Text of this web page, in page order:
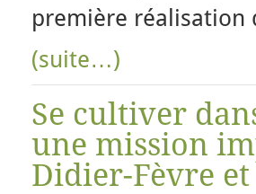
première réalisation
(suite…)
Se cultiver
une mission
Didier-Fèvre